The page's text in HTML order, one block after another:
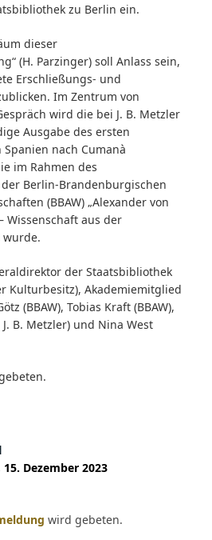
Dezember 2023
wird gebeten.
zu Berlin ein.
dieser
(H. Parzinger) soll Anlass sein,
Erschließungs- und
Im Zentrum von
wird die bei J. B. Metzler
Ausgabe des ersten
Spanien nach Cumanà
im Rahmen des
Berlin-Brandenburgischen
(BBAW) „Alexander von
Wissenschaft aus der
wurde.
der Staatsbibliothek
Kulturbesitz), Akademiemitglied
(BBAW), Tobias Kraft (BBAW),
B. Metzler) und Nina West